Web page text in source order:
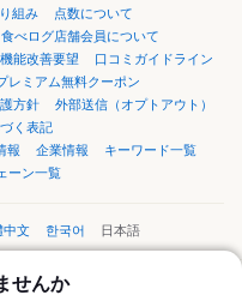
せんか
組み
点数について
食べログ店舗会員について
機能改善要望
口コミガイドライン
レミアム無料クーポン
方針
外部送信（オプトアウト）
く表記
報 企業情報
キーワード一覧
ーン一覧
中文 한국어 日本語